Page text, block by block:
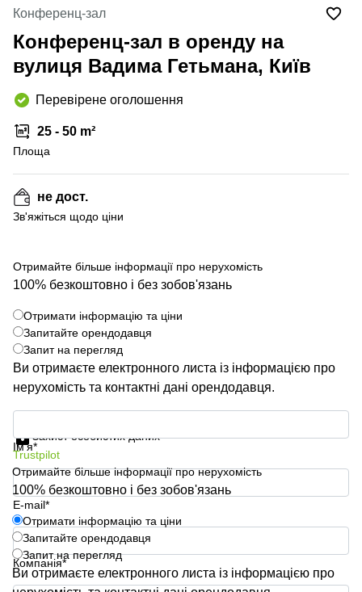
Конференц-зал
Конференц-зал в оренду на
вулиця Вадима Гетьмана, Київ
Перевірене оголошення
25 - 50 m²
Площа
не дост.
Зв'яжіться щодо ціни
Отримайте більше інформації про нерухомість
100% безкоштовно і без зобов'язань
Отримати інформацію та ціни
Запитайте орендодавця
Запит на перегляд
Ви отримаєте електронного листа із інформацією про
нерухомість та контактні дані орендодавця.
Ім'я*
E-mail*
Компанія*
Захист особистих даних
Trustpilot
Отримайте більше інформації про нерухомість
100% безкоштовно і без зобов'язань
Отримати інформацію та ціни
Запитайте орендодавця
Запит на перегляд
Ви отримаєте електронного листа із інформацією про